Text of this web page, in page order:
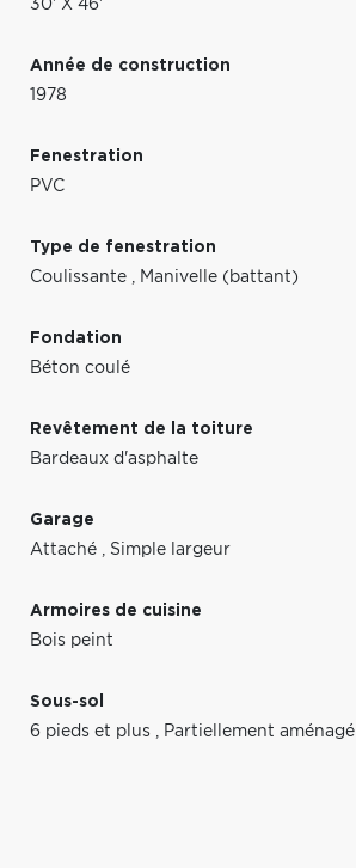
30' X 46'
Année de construction
1978
Fenestration
PVC
Type de fenestration
Coulissante , Manivelle (battant)
Fondation
Béton coulé
Revêtement de la toiture
Bardeaux d'asphalte
Garage
Attaché , Simple largeur
Armoires de cuisine
Bois peint
Sous-sol
6 pieds et plus , Partiellement aménagé